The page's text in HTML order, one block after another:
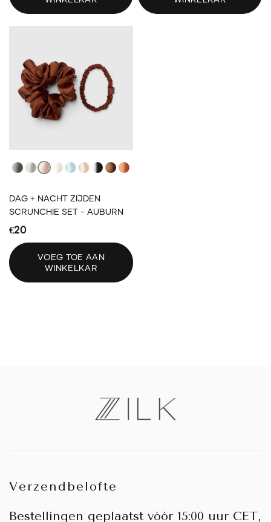
DAG + NACHT ZIJDEN
SCRUNCHIE SET - AUBURN
€20
Dark GrayLight GrayLight PinkIvoryLight BlueBlonde
Black
BrownAuburn
VOEG TOE AAN
WINKELKAR
Verzendbelofte
Bestellingen geplaatst vóór 15:00 uur CET,